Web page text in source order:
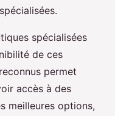
spécialisées
de ces
permet
accès à des
meilleures options,